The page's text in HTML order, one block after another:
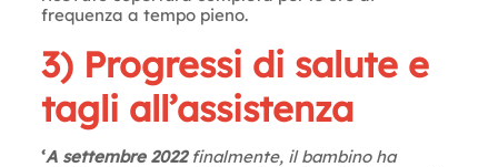
frequenza a tempo pieno.
3) Progressi di salute e
tagli all’assistenza
‘A settembre 2022finalmente, il bambino ha